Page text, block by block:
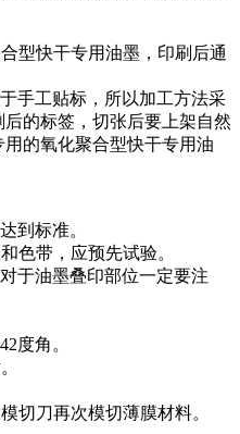
型快干专用油墨，印刷后通
手工贴标，所以加工方法采
的标签，切张后要上架自然
的氧化聚合型快干专用油
到标准。
色带，应预先试验。
于油墨叠印部位一定要注
度角。
切刀再次模切薄膜材料。